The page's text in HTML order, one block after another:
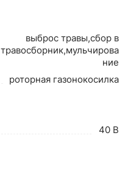
выброс травы,сбор в
травосборник,мульчирова
ние
роторная газонокосилка
40 В